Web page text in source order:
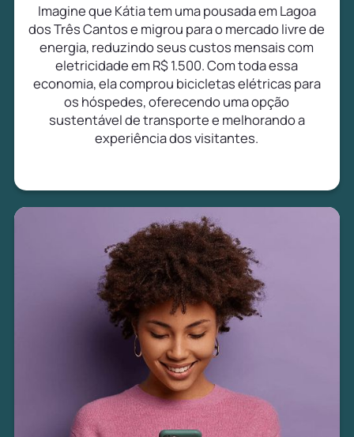
Imagine que Kátia tem uma pousada em Lagoa
dos Três Cantos e migrou para o mercado livre de
energia, reduzindo seus custos mensais com
eletricidade em R$ 1.500. Com toda essa
economia, ela comprou bicicletas elétricas para
os hóspedes, oferecendo uma opção
sustentável de transporte e melhorando a
experiência dos visitantes.